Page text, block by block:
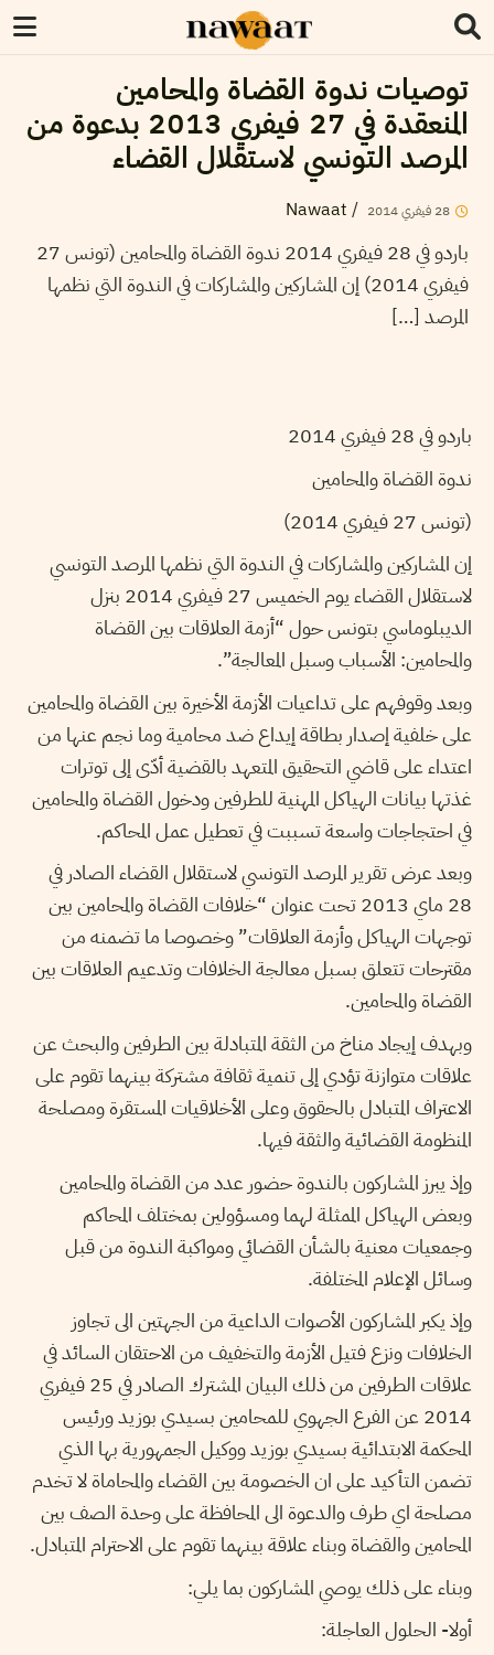
توصيات ندوة القضاة والمحامين
المنعقدة في 27 فيفري 2013 بدعوة من
المرصد التونسي لاستقلال القضاء
28 فيفري2014
/
Nawaat
باردو في 28 فيفري 2014 ندوة القضاة والمحامين (تونس 27
فيفري 2014) إن المشاركين والمشاركات في الندوة التي نظمها
المرصد […]
باردو في 28 فيفري 2014
ندوة القضاة والمحامين
(تونس 27 فيفري 2014)
إن المشاركين والمشاركات في الندوة التي نظمها المرصد التونسي
لاستقلال القضاء يوم الخميس 27 فيفري 2014 بنزل
الديبلوماسي بتونس حول “أزمة العلاقات بين القضاة
والمحامين: الأسباب وسبل المعالجة”.
وبعد وقوفهم على تداعيات الأزمة الأخيرة بين القضاة والمحامين
على خلفية إصدار بطاقة إيداع ضد محامية وما نجم عنها من
اعتداء على قاضي التحقيق المتعهد بالقضية أدّى إلى توترات
غذتها بيانات الهياكل المهنية للطرفين ودخول القضاة والمحامين
في احتجاجات واسعة تسببت في تعطيل عمل المحاكم.
وبعد عرض تقرير المرصد التونسي لاستقلال القضاء الصادر في
28 ماي 2013 تحت عنوان “خلافات القضاة والمحامين بين
توجهات الهياكل وأزمة العلاقات” وخصوصا ما تضمنه من
مقترحات تتعلق بسبل معالجة الخلافات وتدعيم العلاقات بين
القضاة والمحامين.
وبهدف إيجاد مناخ من الثقة المتبادلة بين الطرفين والبحث عن
علاقات متوازنة تؤدي إلى تنمية ثقافة مشتركة بينهما تقوم على
الاعتراف المتبادل بالحقوق وعلى الأخلاقيات المستقرة ومصلحة
المنظومة القضائية والثقة فيها.
وإذ يبرز المشاركون بالندوة حضور عدد من القضاة والمحامين
وبعض الهياكل الممثلة لهما ومسؤولين بمختلف المحاكم
وجمعيات معنية بالشأن القضائي ومواكبة الندوة من قبل
وسائل الإعلام المختلفة.
وإذ يكبر المشاركون الأصوات الداعية من الجهتين الى تجاوز
الخلافات ونزع فتيل الأزمة والتخفيف من الاحتقان السائد في
علاقات الطرفين من ذلك البيان المشترك الصادر في 25 فيفري
2014 عن الفرع الجهوي للمحامين بسيدي بوزيد ورئيس
المحكمة الابتدائية بسيدي بوزيد ووكيل الجمهورية بها الذي
تضمن التأكيد على ان الخصومة بين القضاء والمحاماة لا تخدم
مصلحة اي طرف والدعوة الى المحافظة على وحدة الصف بين
المحامين والقضاة وبناء علاقة بينهما تقوم على الاحترام المتبادل.
وبناء على ذلك يوصي المشاركون بما يلي:
أولا- الحلول العاجلة: